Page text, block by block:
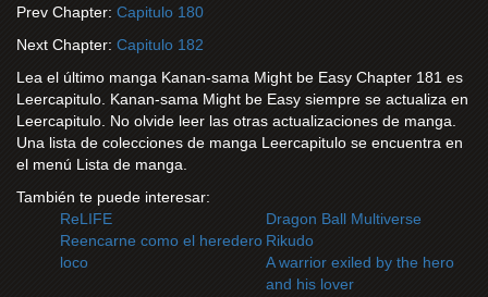
Prev Chapter: Capitulo 180
Next Chapter: Capitulo 182
Lea el último manga Kanan-sama Might be Easy Chapter 181 es
Leercapitulo. Kanan-sama Might be Easy siempre se actualiza en
Leercapitulo. No olvide leer las otras actualizaciones de manga.
Una lista de colecciones de manga Leercapitulo se encuentra en
el menú Lista de manga.
También te puede interesar:
ReLIFE
Dragon Ball Multiverse
Reencarne como el heredero
loco
Rikudo
A warrior exiled by the hero
and his lover